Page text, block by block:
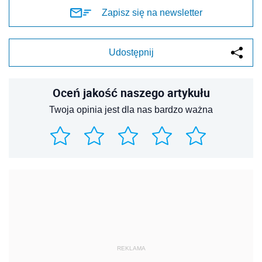
Zapisz się na newsletter
Udostępnij
Oceń jakość naszego artykułu
Twoja opinia jest dla nas bardzo ważna
REKLAMA